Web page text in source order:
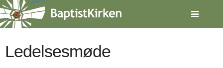
Spring
menu
over
gåLedelsesmøde